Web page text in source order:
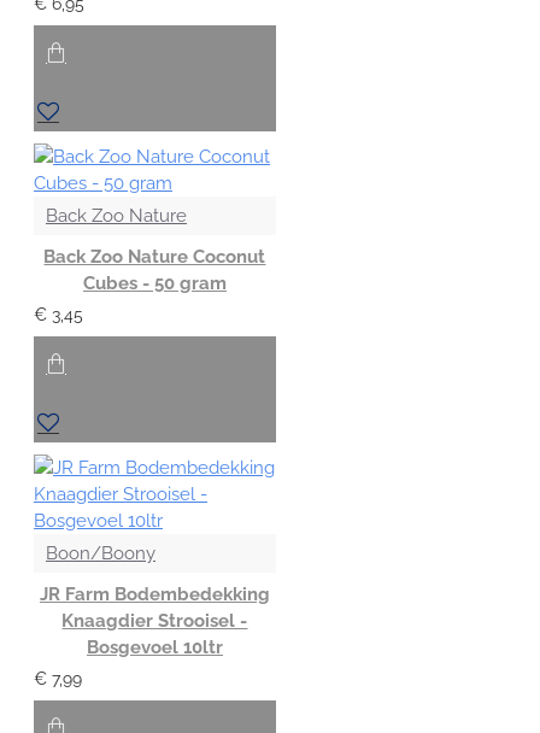
Back Zoo Nature
Back Zoo Nature Coconut
Cubes - 50 gram
€ 3,45
Boon/Boony
JR Farm Bodembedekking
Knaagdier Strooisel -
Bosgevoel 10ltr
€ 7,99